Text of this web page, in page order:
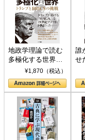
地政学理論で読む
多極化する世界：
トランプとBRICS
の挑戦
¥1,870（税込）
誰
せ
し
書)